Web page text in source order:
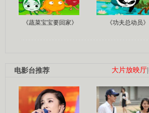
《蔬菜宝宝要回家》 《功夫总动员》
大片放映厅|
电影台推荐